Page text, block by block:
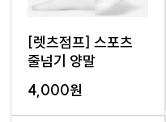
[렛츠점프] 스포츠
줄넘기 양말
4,000원